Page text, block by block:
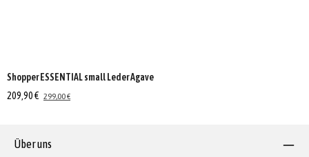
Shopper ESSENTIAL small Leder Agave
209,90 € 299,00 €
Über uns